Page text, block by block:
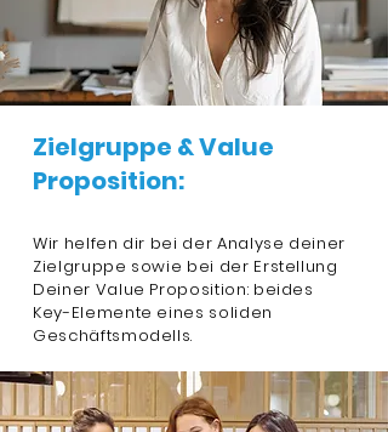
Zielgruppe & Value
Proposition:
Wir helfen dir bei der Analyse deiner
Zielgruppe sowie bei der Erstellung
Deiner Value Proposition: beides
Key-Elemente eines soliden
Geschäftsmodells.